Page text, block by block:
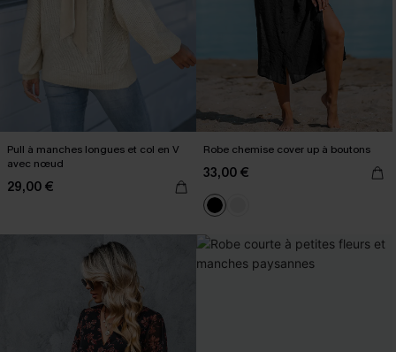
Pull à manches longues et col en V
avec nœud
29,00 €
Robe chemise cover up à boutons
33,00 €